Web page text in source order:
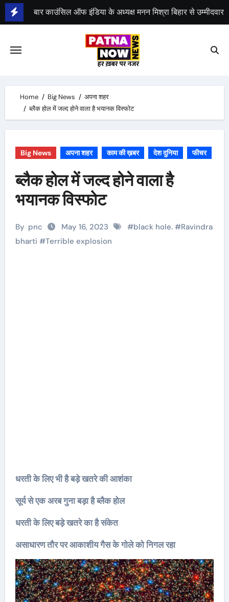
Skip
to
भीम सेना का भारत बंद, राजद का बंद को समर्थन
Home Big News
अपना शहर
ब्लैक होल में जल्द होने वाला है भयानक विस्‍फोट
Big News अपना शहर काम की ख़बर देश दुनिया फीचर
ब्लैक होल में जल्द होने वाला है
भयानक विस्‍फोट
By pnc May 16, 2023 #black hole. #Ravindra
bharti #Terrible explosion
धरती के लिए भी है बड़े खतरे की आशंका
सूर्य से एक अरब गुना बड़ा है ब्‍लैक होल
धरती के लिए बड़े खतरे का है संकेत
असाधारण तौर पर आकाशीय गैस के गोले को निगल रहा